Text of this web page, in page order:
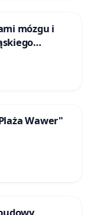
mózgu i
Wawer"